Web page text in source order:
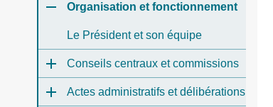
Organisation et fonctionnement
Le Président et son équipe
Conseils centraux et commissions
Actes administratifs et délibérations